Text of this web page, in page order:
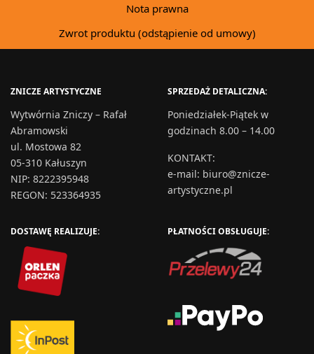
Nota prawna
Zwrot produktu (odstąpienie od umowy)
ZNICZE ARTYSTYCZNE
Wytwórnia Zniczy – Rafał
Abramowski
ul. Mostowa 82
05-310 Kałuszyn
NIP: 8222395948
REGON: 523364935
SPRZEDAŻ DETALICZNA:
Poniedziałek-Piątek w
godzinach 8.00 – 14.00
KONTAKT:
e-mail: biuro@znicze-
artystyczne.pl
DOSTAWĘ REALIZUJE: PŁATNOŚCI OBSŁUGUJE: